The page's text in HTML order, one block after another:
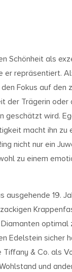
Schönheit als
er repräsentiert.
Fokus auf den
der Trägerin oder
geschätzt wird.
macht ihn zu
nicht nur ein
zu einem
19.
optimal
Edelstein sicher
& Co. als
und